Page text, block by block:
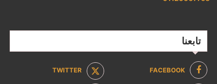
تابعنا
FACEBOOK
TWITTER